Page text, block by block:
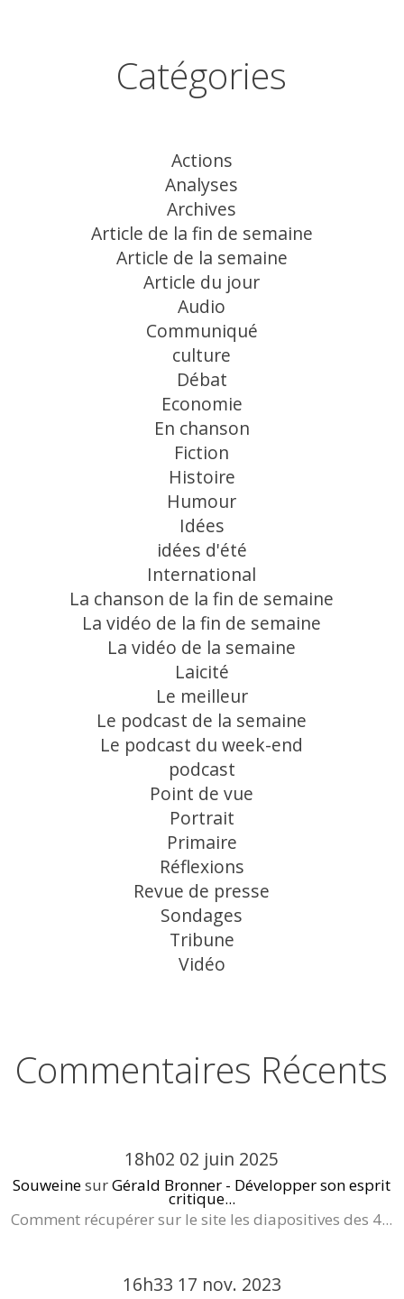
Catégories
Actions
Analyses
Archives
Article de la fin de semaine
Article de la semaine
Article du jour
Audio
Communiqué
culture
Débat
Economie
En chanson
Fiction
Histoire
Humour
Idées
idées d'été
International
La chanson de la fin de semaine
La vidéo de la fin de semaine
La vidéo de la semaine
Laicité
Le meilleur
Le podcast de la semaine
Le podcast du week-end
podcast
Point de vue
Portrait
Primaire
Réflexions
Revue de presse
Sondages
Tribune
Vidéo
Commentaires Récents
18h02 02 juin 2025
SouweinesurGérald Bronner - Développer son esprit
critique...
Comment récupérer sur le site les diapositives des 4...
16h33 17 nov. 2023